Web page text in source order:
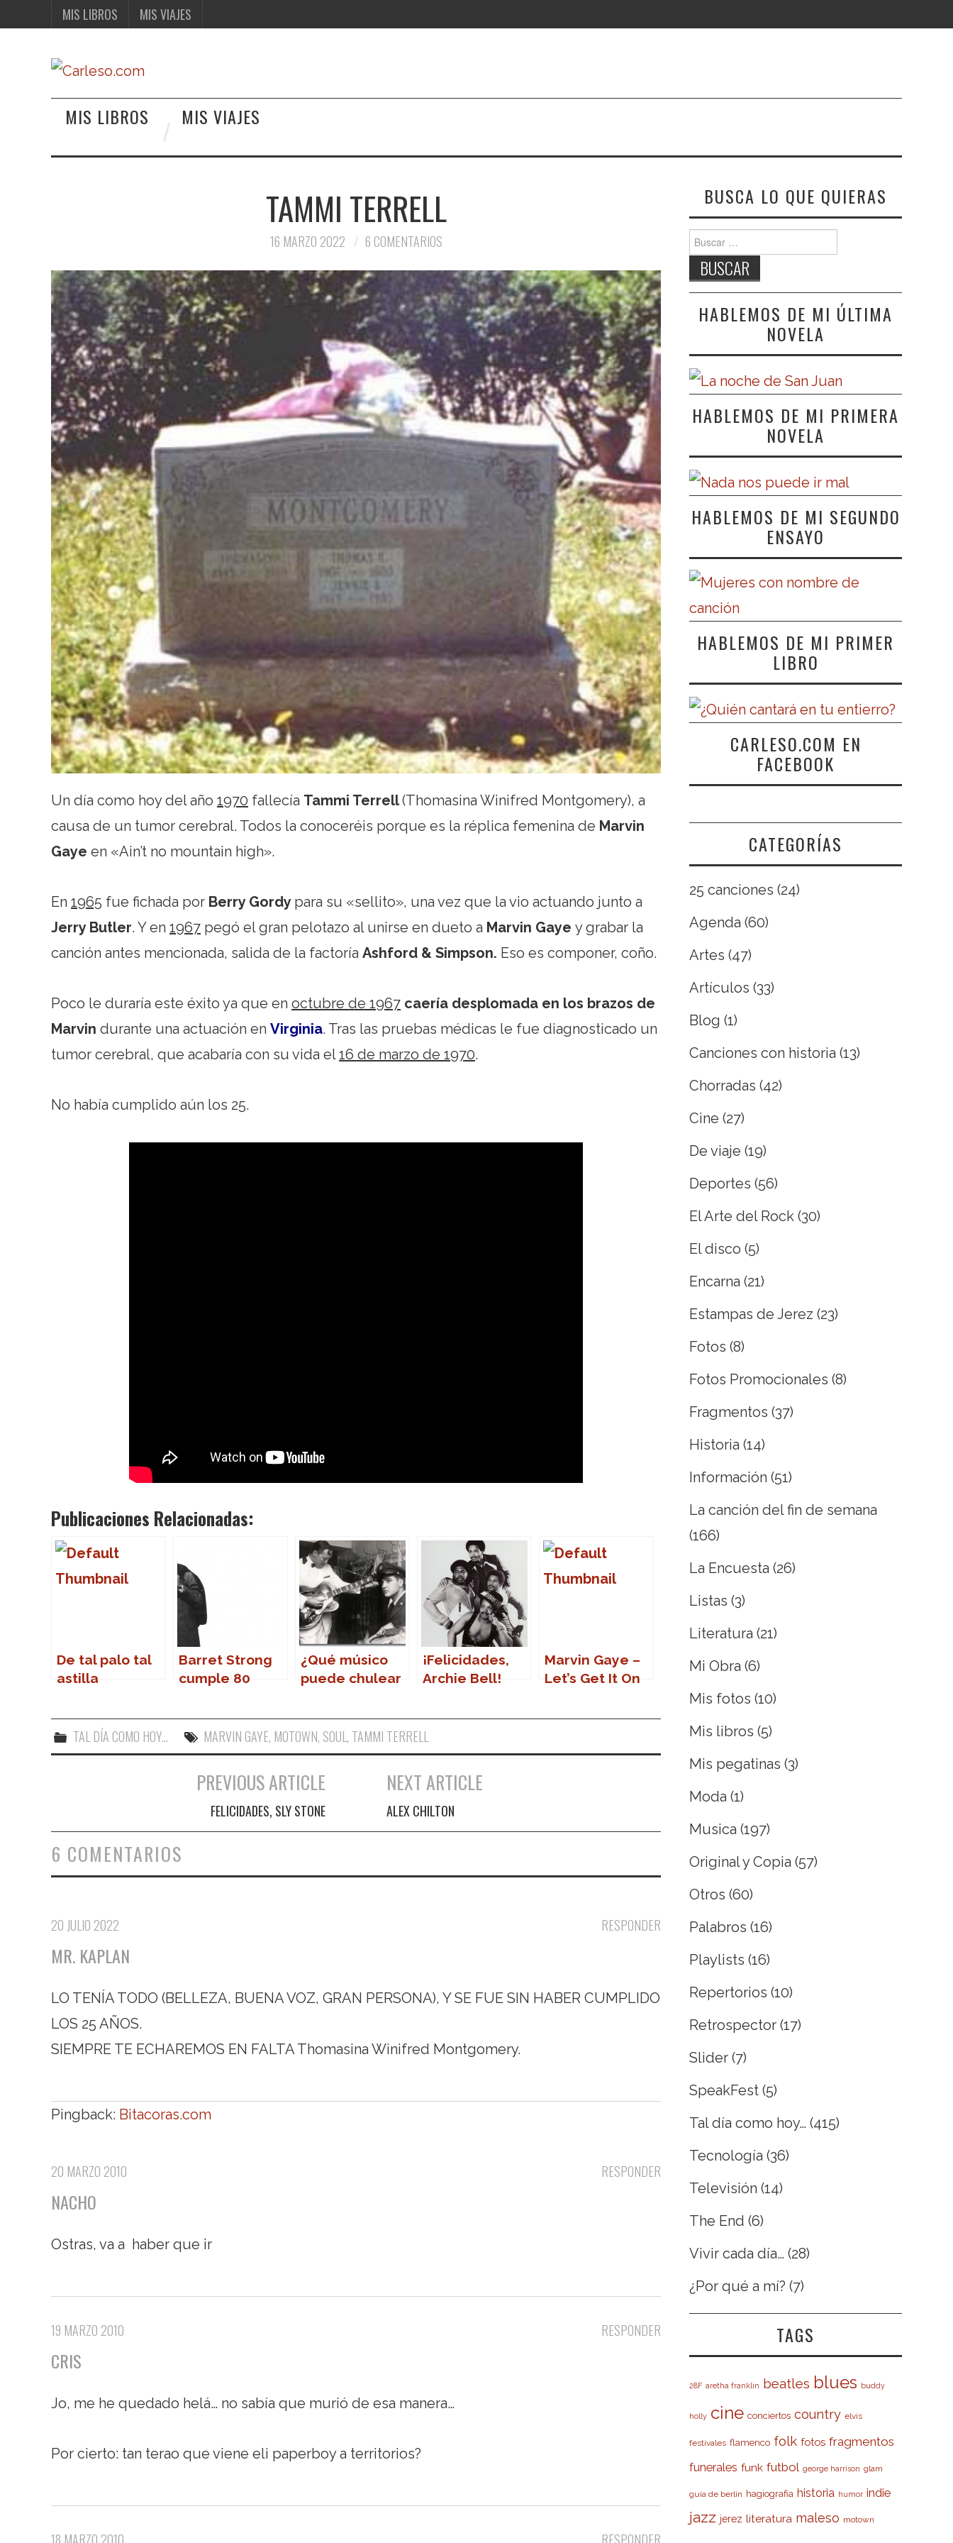
MIS LIBROS MIS VIAJES
MIS LIBROS MIS VIAJES
TAMMI TERRELL
16 MARZO 2022 6 COMENTARIOS
Un día como hoy del año 1970 fallecía Tammi Terrell(Thomasina Winifred Montgomery), a
causa de un tumor cerebral. Todos la conoceréis porque es la réplica femenina de Marvin
Gaye en «Ain’t no mountain high».
En 1965 fue fichada por Berry Gordy para su «sellito», una vez que la vio actuando junto a
Jerry Butler. Y en 1967 pegó el gran pelotazo al unirse en dueto a Marvin Gaye y grabar la
canción antes mencionada, salida de la factoría Ashford & Simpson. Eso es componer, coño.
Poco le duraría este éxito ya que en octubre de 1967 caería desplomada en los brazos de
Marvin durante una actuación en Virginia. Tras las pruebas médicas le fue diagnosticado un
tumor cerebral, que acabaría con su vida el16 de marzo de 1970.
No había cumplido aún los 25.
Publicaciones Relacionadas:
De tal palo tal
astilla
Barret Strong
cumple 80
¿Qué músico
puede chulear
asteroide con
su nombre?
¡Felicidades,
Archie Bell!
Marvin Gaye –
Let’s Get It On
TAL DÍA COMO HOY... MARVIN GAYE, MOTOWN, SOUL, TAMMI TERRELL
PREVIOUS ARTICLE
FELICIDADES, SLY STONE
NEXT ARTICLE
ALEX CHILTON
6 COMENTARIOS
RESPONDER
20 JULIO 2022
MR. KAPLAN
LO TENÍA TODO (BELLEZA, BUENA VOZ, GRAN PERSONA), Y SE FUE SIN HABER CUMPLIDO
LOS 25 AÑOS.
SIEMPRE TE ECHAREMOS EN FALTA Thomasina Winifred Montgomery.
Pingback: Bitacoras.com
RESPONDER
20 MARZO 2010
NACHO
Ostras, va a haber que ir
RESPONDER
19 MARZO 2010
CRIS
Jo, me he quedado helá… no sabía que murió de esa manera…
Por cierto: tan terao que viene eli paperboy a territorios?
BUSCA LO QUE QUIERAS
Buscar:
HABLEMOS DE MI ÚLTIMA
NOVELA
HABLEMOS DE MI PRIMERA
NOVELA
HABLEMOS DE MI SEGUNDO
ENSAYO
HABLEMOS DE MI PRIMER
LIBRO
CARLESO.COM EN
FACEBOOK
CATEGORÍAS
25 canciones (24)
Agenda (60)
Artes (47)
Artículos (33)
Blog (1)
Canciones con historia (13)
Chorradas (42)
Cine (27)
De viaje (19)
Deportes (56)
El Arte del Rock (30)
El disco (5)
Encarna (21)
Estampas de Jerez (23)
Fotos (8)
Fotos Promocionales (8)
Fragmentos (37)
Historia (14)
Información (51)
La canción del fin de semana
(166)
La Encuesta (26)
Listas (3)
Literatura (21)
Mi Obra (6)
Mis fotos (10)
Mis libros (5)
Mis pegatinas (3)
Moda (1)
Musica (197)
Original y Copia (57)
Otros (60)
Palabros (16)
Playlists (16)
Repertorios (10)
Retrospector (17)
Slider (7)
SpeakFest (5)
Tal día como hoy… (415)
Tecnología (36)
Televisión (14)
The End (6)
Vivir cada día… (28)
¿Por qué a mí? (7)
TAGS
28F aretha franklin beatles blues buddy
holly cine conciertos country elvis
festivales flamenco folk fotos fragmentos
funerales funk futbol george harrison glam
guía de berlín hagiografia historia humor indie
jazz jerez literatura maleso motown